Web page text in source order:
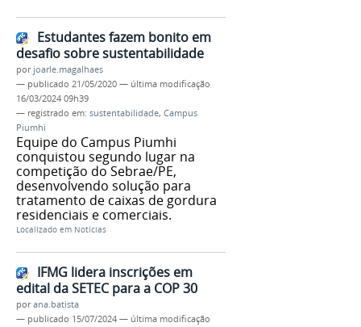
Estudantes fazem bonito em
desafio sobre sustentabilidade
por joarle.magalhaes
— publicado 21/05/2020 — última modificação
16/03/2024 09h39
— registrado em: sustentabilidade, Campus
Piumhi
Equipe do Campus Piumhi
conquistou segundo lugar na
competição do Sebrae/PE,
desenvolvendo solução para
tratamento de caixas de gordura
residenciais e comerciais.
Localizado em Notícias
IFMG lidera inscrições em
edital da SETEC para a COP 30
porana.batista
— publicado 15/07/2024 — última modificação